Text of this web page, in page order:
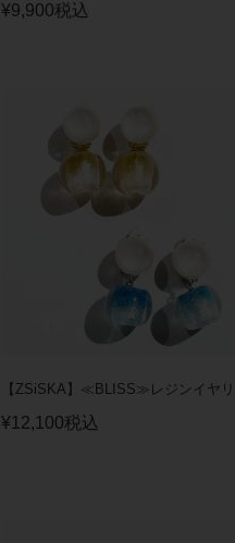
¥9,900税込
【ZSiSKA】≪BLISS≫レジンイヤ
¥12,100税込